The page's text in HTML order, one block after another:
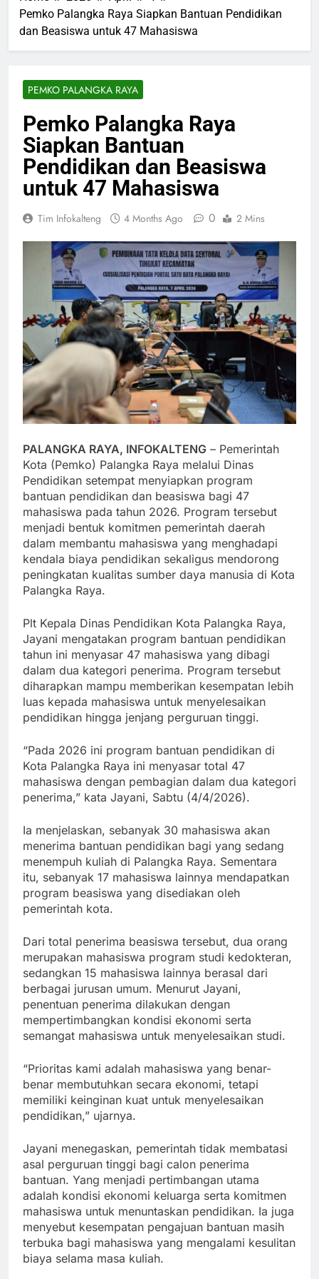
Pemko Palangka Raya Siapkan Bantuan Pendidikan
dan Beasiswa untuk 47 Mahasiswa
PEMKO PALANGKA RAYA
Pemko Palangka Raya
Siapkan Bantuan
Pendidikan dan Beasiswa
untuk 47 Mahasiswa
Tim Infokalteng 4 Months Ago 0 2 Mins
PALANGKA RAYA, INFOKALTENG – Pemerintah
Kota (Pemko) Palangka Raya melalui Dinas
Pendidikan setempat menyiapkan program
bantuan pendidikan dan beasiswa bagi 47
mahasiswa pada tahun 2026. Program tersebut
menjadi bentuk komitmen pemerintah daerah
dalam membantu mahasiswa yang menghadapi
kendala biaya pendidikan sekaligus mendorong
peningkatan kualitas sumber daya manusia di Kota
Palangka Raya.
Plt Kepala Dinas Pendidikan Kota Palangka Raya,
Jayani mengatakan program bantuan pendidikan
tahun ini menyasar 47 mahasiswa yang dibagi
dalam dua kategori penerima. Program tersebut
diharapkan mampu memberikan kesempatan lebih
luas kepada mahasiswa untuk menyelesaikan
pendidikan hingga jenjang perguruan tinggi.
“Pada 2026 ini program bantuan pendidikan di
Kota Palangka Raya ini menyasar total 47
mahasiswa dengan pembagian dalam dua kategori
penerima,” kata Jayani, Sabtu (4/4/2026).
Ia menjelaskan, sebanyak 30 mahasiswa akan
menerima bantuan pendidikan bagi yang sedang
menempuh kuliah di Palangka Raya. Sementara
itu, sebanyak 17 mahasiswa lainnya mendapatkan
program beasiswa yang disediakan oleh
pemerintah kota.
Dari total penerima beasiswa tersebut, dua orang
merupakan mahasiswa program studi kedokteran,
sedangkan 15 mahasiswa lainnya berasal dari
berbagai jurusan umum. Menurut Jayani,
penentuan penerima dilakukan dengan
mempertimbangkan kondisi ekonomi serta
semangat mahasiswa untuk menyelesaikan studi.
“Prioritas kami adalah mahasiswa yang benar-
benar membutuhkan secara ekonomi, tetapi
memiliki keinginan kuat untuk menyelesaikan
pendidikan,” ujarnya.
Jayani menegaskan, pemerintah tidak membatasi
asal perguruan tinggi bagi calon penerima
bantuan. Yang menjadi pertimbangan utama
adalah kondisi ekonomi keluarga serta komitmen
mahasiswa untuk menuntaskan pendidikan. Ia juga
menyebut kesempatan pengajuan bantuan masih
terbuka bagi mahasiswa yang mengalami kesulitan
biaya selama masa kuliah.